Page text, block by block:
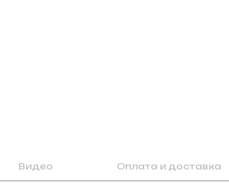
Видео Оплата и доставка